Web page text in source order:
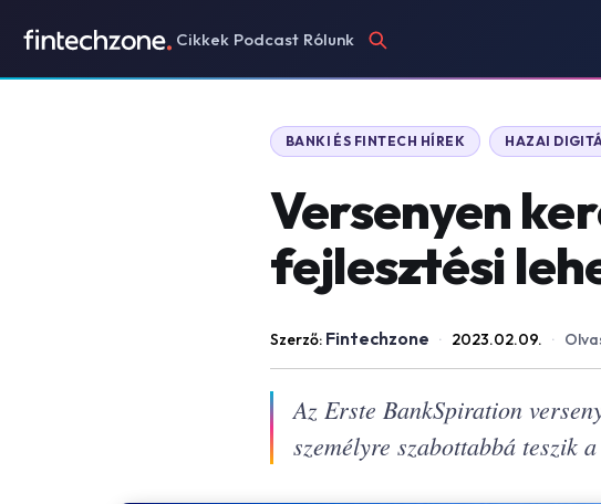
Cikkek Podcast Rólunk
BANKI ÉS FINTECH HÍREK HAZAI
Versenyen
fejlesztési
Szerző: Fintechzone · 2023.02.09. ·
Az Erste BankSpiration
személyre szabottabbá teszik